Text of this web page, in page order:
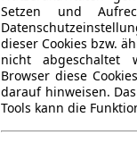
Setzen und
dieser Cookies bzw.
nicht abgeschaltet
Browser diese
darauf hinweisen.
Tools kann die